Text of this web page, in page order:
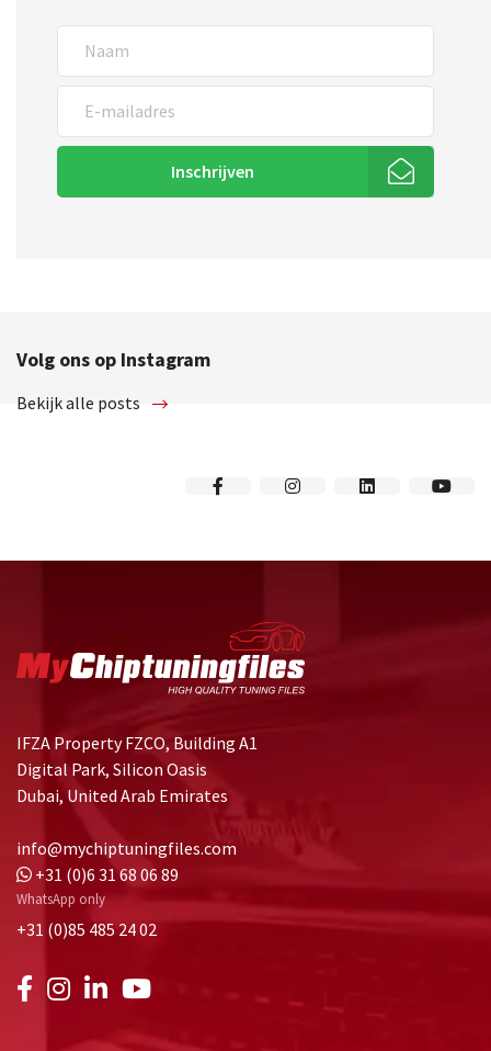
Inschrijven
Volg ons op Instagram
Bekijk alle posts
IFZA Property FZCO, Building A1
Digital Park, Silicon Oasis
Dubai, United Arab Emirates
info@mychiptuningfiles.com
+31 (0)6 31 68 06 89
WhatsApp only
+31 (0)85 485 24 02